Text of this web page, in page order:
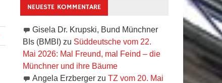
NEUESTE KOMMENTARE
Gisela Dr. Krupski, Bund Münchner
BIs (BMBI)zu Süddeutsche vom 22.
Mai 2026: Mal Freund, mal Feind – die
Münchner und ihre Bäume
Angela Erzbergerzu TZ vom 20. Mai